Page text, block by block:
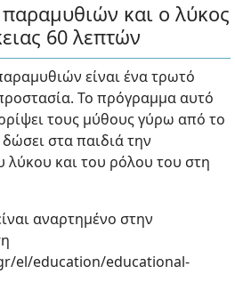
και ο λύκος
60 λεπτών
είναι ένα τρωτό
Το πρόγραμμα αυτό
τους μύθους γύρω από το
στα παιδιά την
λύκου και του ρόλου του στη
αναρτημένο στην
el/education/educational-